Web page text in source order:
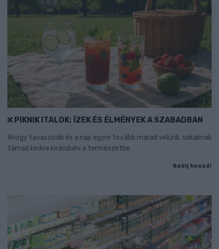
PIKNIK ITALOK: ÍZEK ÉS ÉLMÉNYEK A SZABADBAN
Ahogy tavaszodik és a nap egyre tovább marad velünk, sokaknak
támad kedve kirándulni a természetbe.
Szólj hozzá!